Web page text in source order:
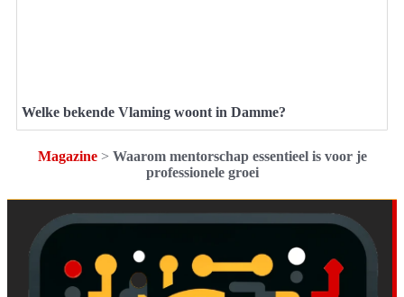
Welke bekende Vlaming woont in Damme?
Magazine> Waarom mentorschap essentieel is voor je
professionele groei